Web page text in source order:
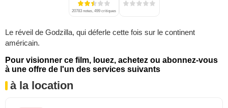
20783 notes, 499 critiques
Le réveil de Godzilla, qui déferle cette fois sur le continent
américain.
Pour visionner ce film, louez, achetez ou abonnez-vous
à une offre de l'un des services suivants
à la location